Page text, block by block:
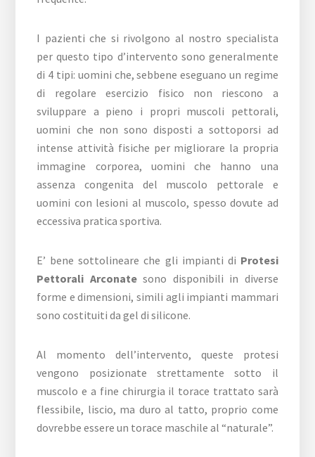
I pazienti che si rivolgono al nostro specialista
per questo tipo d’intervento sono generalmente
di 4 tipi: uomini che, sebbene eseguano un regime
di regolare esercizio fisico non riescono a
sviluppare a pieno i propri muscoli pettorali,
uomini che non sono disposti a sottoporsi ad
intense attività fisiche per migliorare la propria
immagine corporea, uomini che hanno una
assenza congenita del muscolo pettorale e
uomini con lesioni al muscolo, spesso dovute ad
eccessiva pratica sportiva.
E’ bene sottolineare che gli impianti di Protesi
Pettorali Arconatesono disponibili in diverse
forme e dimensioni, simili agli impianti mammari
sono costituiti da gel di silicone.
Al momento dell’intervento, queste protesi
vengono posizionate strettamente sotto il
muscolo e a fine chirurgia il torace trattato sarà
flessibile, liscio, ma duro al tatto, proprio come
dovrebbe essere un torace maschile al “naturale”.